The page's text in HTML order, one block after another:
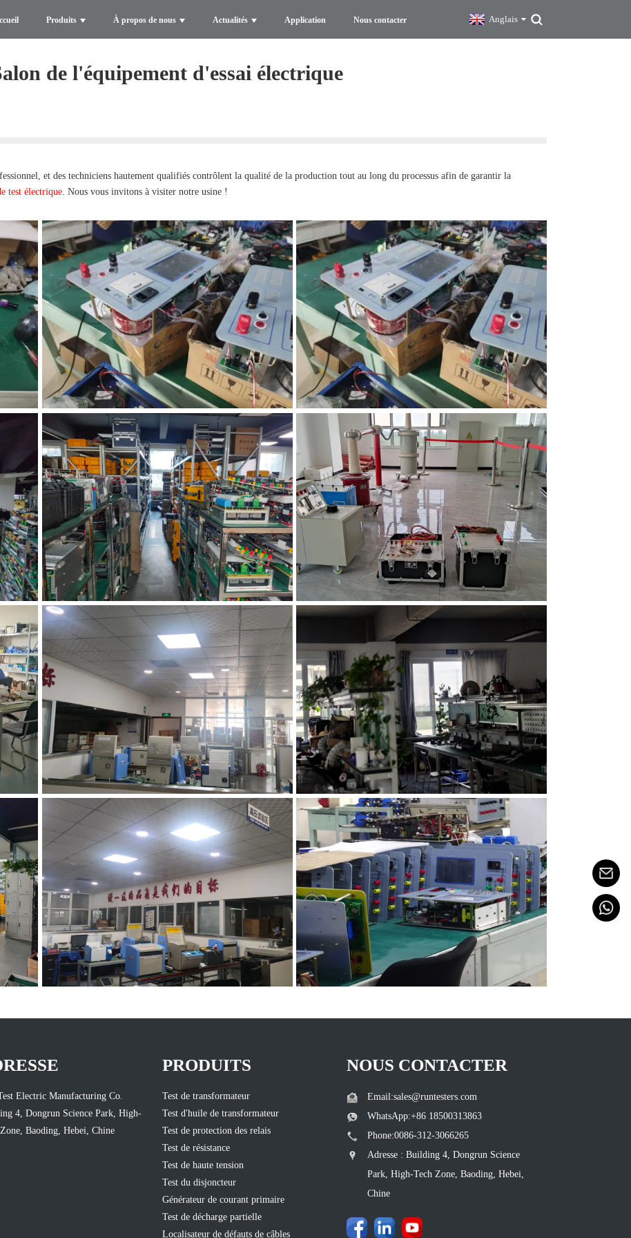
Produits À propos de nous Actualités Application Nous contacter Anglais
de l'équipement d'essai électrique
et des techniciens hautement qualifiés contrôlent la qualité de la production tout au long du processus afin de garantir la
test électrique. Nous vous invitons à visiter notre usine !
Electric Manufacturing Co.
4, Dongrun Science Park, High-
Baoding, Hebei, Chine
PRODUITS
Test de transformateur
Test d'huile de transformateur
Test de protection des relais
Test de résistance
Test de haute tension
Test du disjoncteur
Générateur de courant primaire
Test de décharge partielle
Localisateur de défauts de câbles
NOUS CONTACTER
Email:sales@runtesters.com
WhatsApp:+86 18500313863
Phone:0086-312-3066265
Adresse : Building 4, Dongrun Science
Park, High-Tech Zone, Baoding, Hebei,
Chine